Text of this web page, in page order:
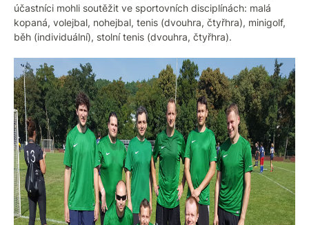
účastníci mohli soutěžit ve sportovních disciplínách: malá
kopaná, volejbal, nohejbal, tenis (dvouhra, čtyřhra), minigolf,
běh (individuální), stolní tenis (dvouhra, čtyřhra).